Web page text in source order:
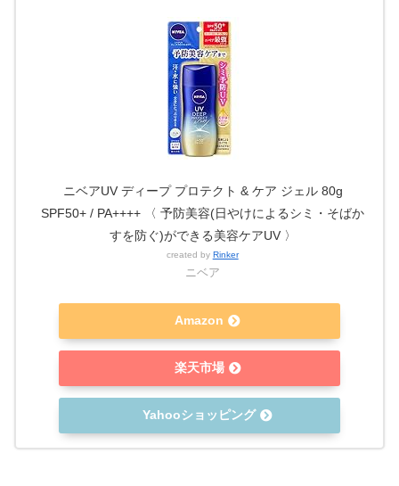
ニベアUV ディープ プロテクト & ケア ジェル 80g
SPF50+ / PA++++ 〈 予防美容(日やけによるシミ・そばか
すを防ぐ)ができる美容ケアUV 〉
created by Rinker
ニベア
Amazon
楽天市場
Yahooショッピング